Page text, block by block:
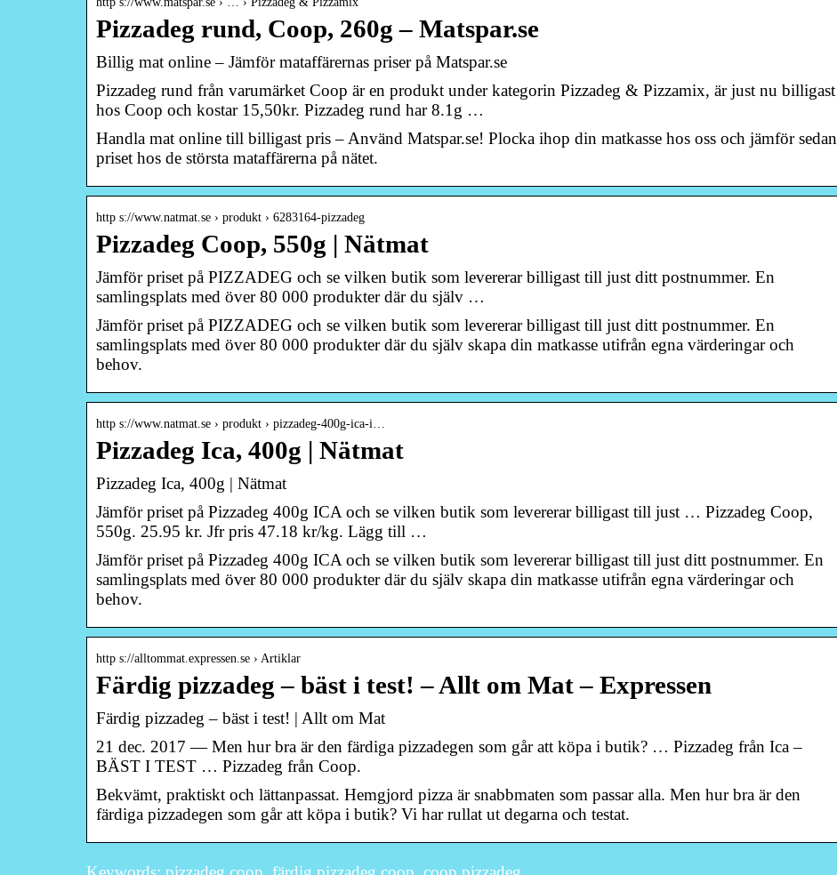
Pizzadeg rund, Coop, 260g – Matspar.se
Billig mat online – Jämför mataffärernas priser på Matspar.se
Pizzadeg rund från varumärket Coop är en produkt under kategorin Pizzadeg & Pizzamix, är just nu billigast
hos Coop och kostar 15,50kr. Pizzadeg rund har 8.1g …
Handla mat online till billigast pris – Använd Matspar.se! Plocka ihop din matkasse hos oss och jämför sedan
priset hos de största mataffärerna på nätet.
http s://www.natmat.se › produkt › 6283164-pizzadeg
Pizzadeg Coop, 550g | Nätmat
Jämför priset på PIZZADEG och se vilken butik som levererar billigast till just ditt postnummer. En
samlingsplats med över 80 000 produkter där du själv …
Jämför priset på PIZZADEG och se vilken butik som levererar billigast till just ditt postnummer. En
samlingsplats med över 80 000 produkter där du själv skapa din matkasse utifrån egna värderingar och
behov.
http s://www.natmat.se › produkt › pizzadeg-400g-ica-i…
Pizzadeg Ica, 400g | Nätmat
Pizzadeg Ica, 400g | Nätmat
Jämför priset på Pizzadeg 400g ICA och se vilken butik som levererar billigast till just … Pizzadeg Coop,
550g. 25.95 kr. Jfr pris 47.18 kr/kg. Lägg till …
Jämför priset på Pizzadeg 400g ICA och se vilken butik som levererar billigast till just ditt postnummer. En
samlingsplats med över 80 000 produkter där du själv skapa din matkasse utifrån egna värderingar och
behov.
http s://alltommat.expressen.se › Artiklar
Färdig pizzadeg – bäst i test! – Allt om Mat – Expressen
Färdig pizzadeg – bäst i test! | Allt om Mat
21 dec. 2017 — Men hur bra är den färdiga pizzadegen som går att köpa i butik? … Pizzadeg från Ica –
BÄST I TEST … Pizzadeg från Coop.
Bekvämt, praktiskt och lättanpassat. Hemgjord pizza är snabbmaten som passar alla. Men hur bra är den
färdiga pizzadegen som går att köpa i butik? Vi har rullat ut degarna och testat.